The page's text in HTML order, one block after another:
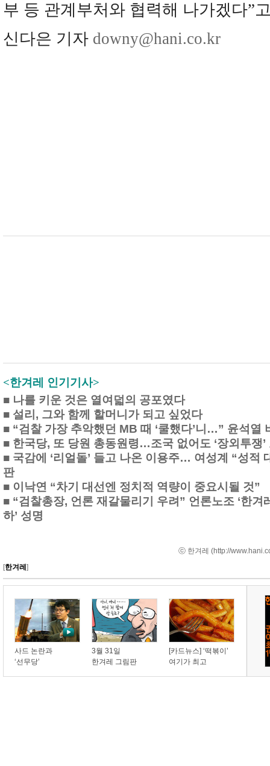
부 등 관계부처와 협력해 나가겠다”
신다은 기자 downy@hani.co.kr
<한겨레 인기기사>
■ 나를 키운 것은 열여덟의 공포였다
■ 설리, 그와 함께 할머니가 되고 싶었다
■ “검찰 가장 추악했던 MB 때 ‘쿨했다’니…” 윤석열
■ 한국당, 또 당원 총동원령…조국 없어도 ‘장외투쟁’
■ 국감에 ‘리얼돌’ 들고 나온 이용주… 여성계 “성적
판
■ 이낙연 “차기 대선엔 정치적 역량이 중요시될 것”
■ “검찰총장, 언론 재갈물리기 우려” 언론노조 ‘한겨
하’ 성명
ⓒ 한겨레 (http://
[한겨레 ]
사드 논란과
‘선무당’
3월 31일
한겨레 그림판
[카드뉴스] ‘떡볶이’
여기가 최고